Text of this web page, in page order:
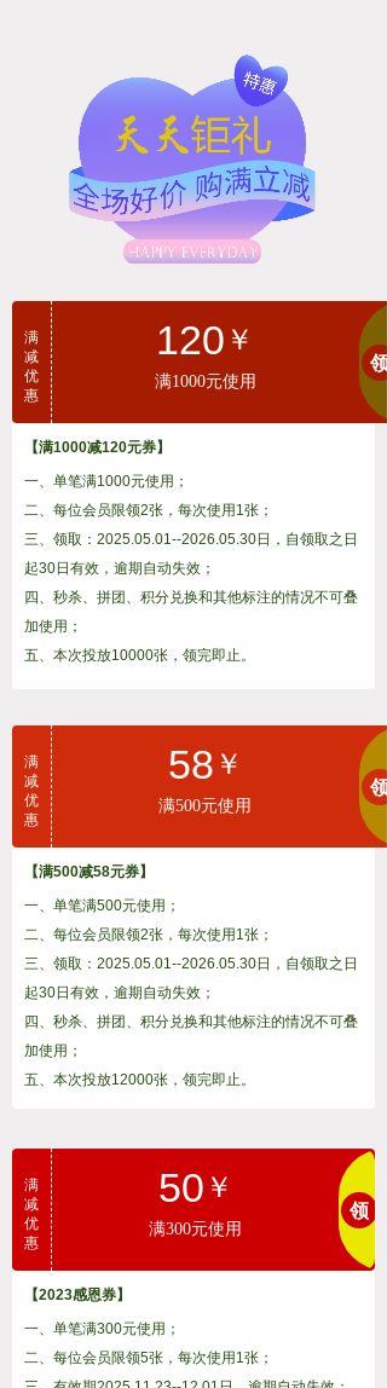
满
减
优
惠
120 ￥
满1000元使用
领
【满1000减120元券】
一、单笔满1000元使用；
二、每位会员限领2张，每次使用1张；
三、领取：2025.05.01--2026.05.30日，自领取之日
起30日有效，逾期自动失效；
四、秒杀、拼团、积分兑换和其他标注的情况不可叠
加使用；
五、本次投放10000张，领完即止。
满
减
优
惠
58 ￥
满500元使用
领
【满500减58元券】
一、单笔满500元使用；
二、每位会员限领2张，每次使用1张；
三、领取：2025.05.01--2026.05.30日，自领取之日
起30日有效，逾期自动失效；
四、秒杀、拼团、积分兑换和其他标注的情况不可叠
加使用；
五、本次投放12000张，领完即止。
满
减
优
惠
50 ￥
满300元使用
领
双击此处添加文字
【2023感恩券】
一、单笔满300元使用；
二、每位会员限领5张，每次使用1张；